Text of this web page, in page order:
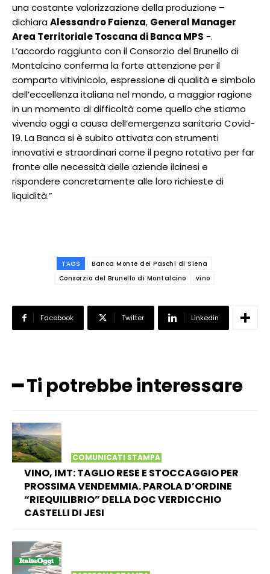
una costante valorizzazione della produzione –
dichiaraAlessandro Faienza, General Manager
Area Territoriale Toscana di Banca MPS -.
L’accordo raggiunto con il Consorzio del Brunello di
Montalcino conferma la forte attenzione per il
comparto vitivinicolo, espressione di qualità e simbolo
dell’eccellenza italiana nel mondo, a maggior ragione
in un momento di difficoltà come quello che stiamo
vivendo oggi a causa dell’emergenza sanitaria Covid-
19. La Banca si è subito attivata con strumenti
innovativi e straordinari come il pegno rotativo per far
fronte alle necessità delle aziende ilcinesi e
rispondere concretamente alle loro richieste di
liquidità.”
TAGS
Banca Monte dei Paschi di Siena
Consorzio del Brunello di Montalcino
vino
Facebook Twitter Linkedin
━ Ti potrebbe interessare
COMUNICATI STAMPA
VINO, IMT: TAGLIO RESE E STOCCAGGIO PER
PROSSIMA VENDEMMIA. PAROLA D’ORDINE
“RIEQUILIBRIO” DELLA DOC VERDICCHIO
CASTELLI DI JESI